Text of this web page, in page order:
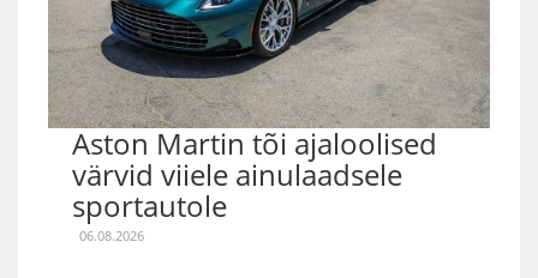
Aston Martin tõi ajaloolised
värvid viiele ainulaadsele
sportautole
06.08.2026